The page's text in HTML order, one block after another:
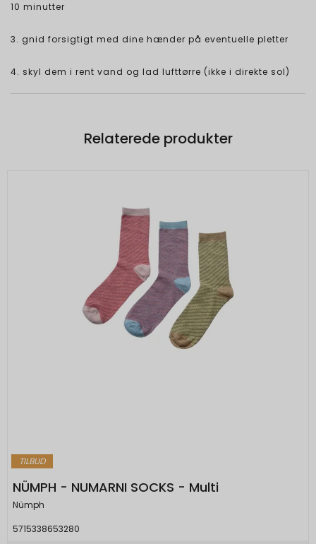
10 minutter
3. gnid forsigtigt med dine hænder på eventuelle pletter
4. skyl dem i rent vand og lad lufttørre (ikke i direkte sol)
Relaterede produkter
TILBUD
NÜMPH - NUMARNI SOCKS - Multi
Nümph
5715338653280